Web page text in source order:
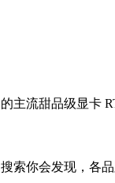
主流甜品级显卡
索你会发现，各